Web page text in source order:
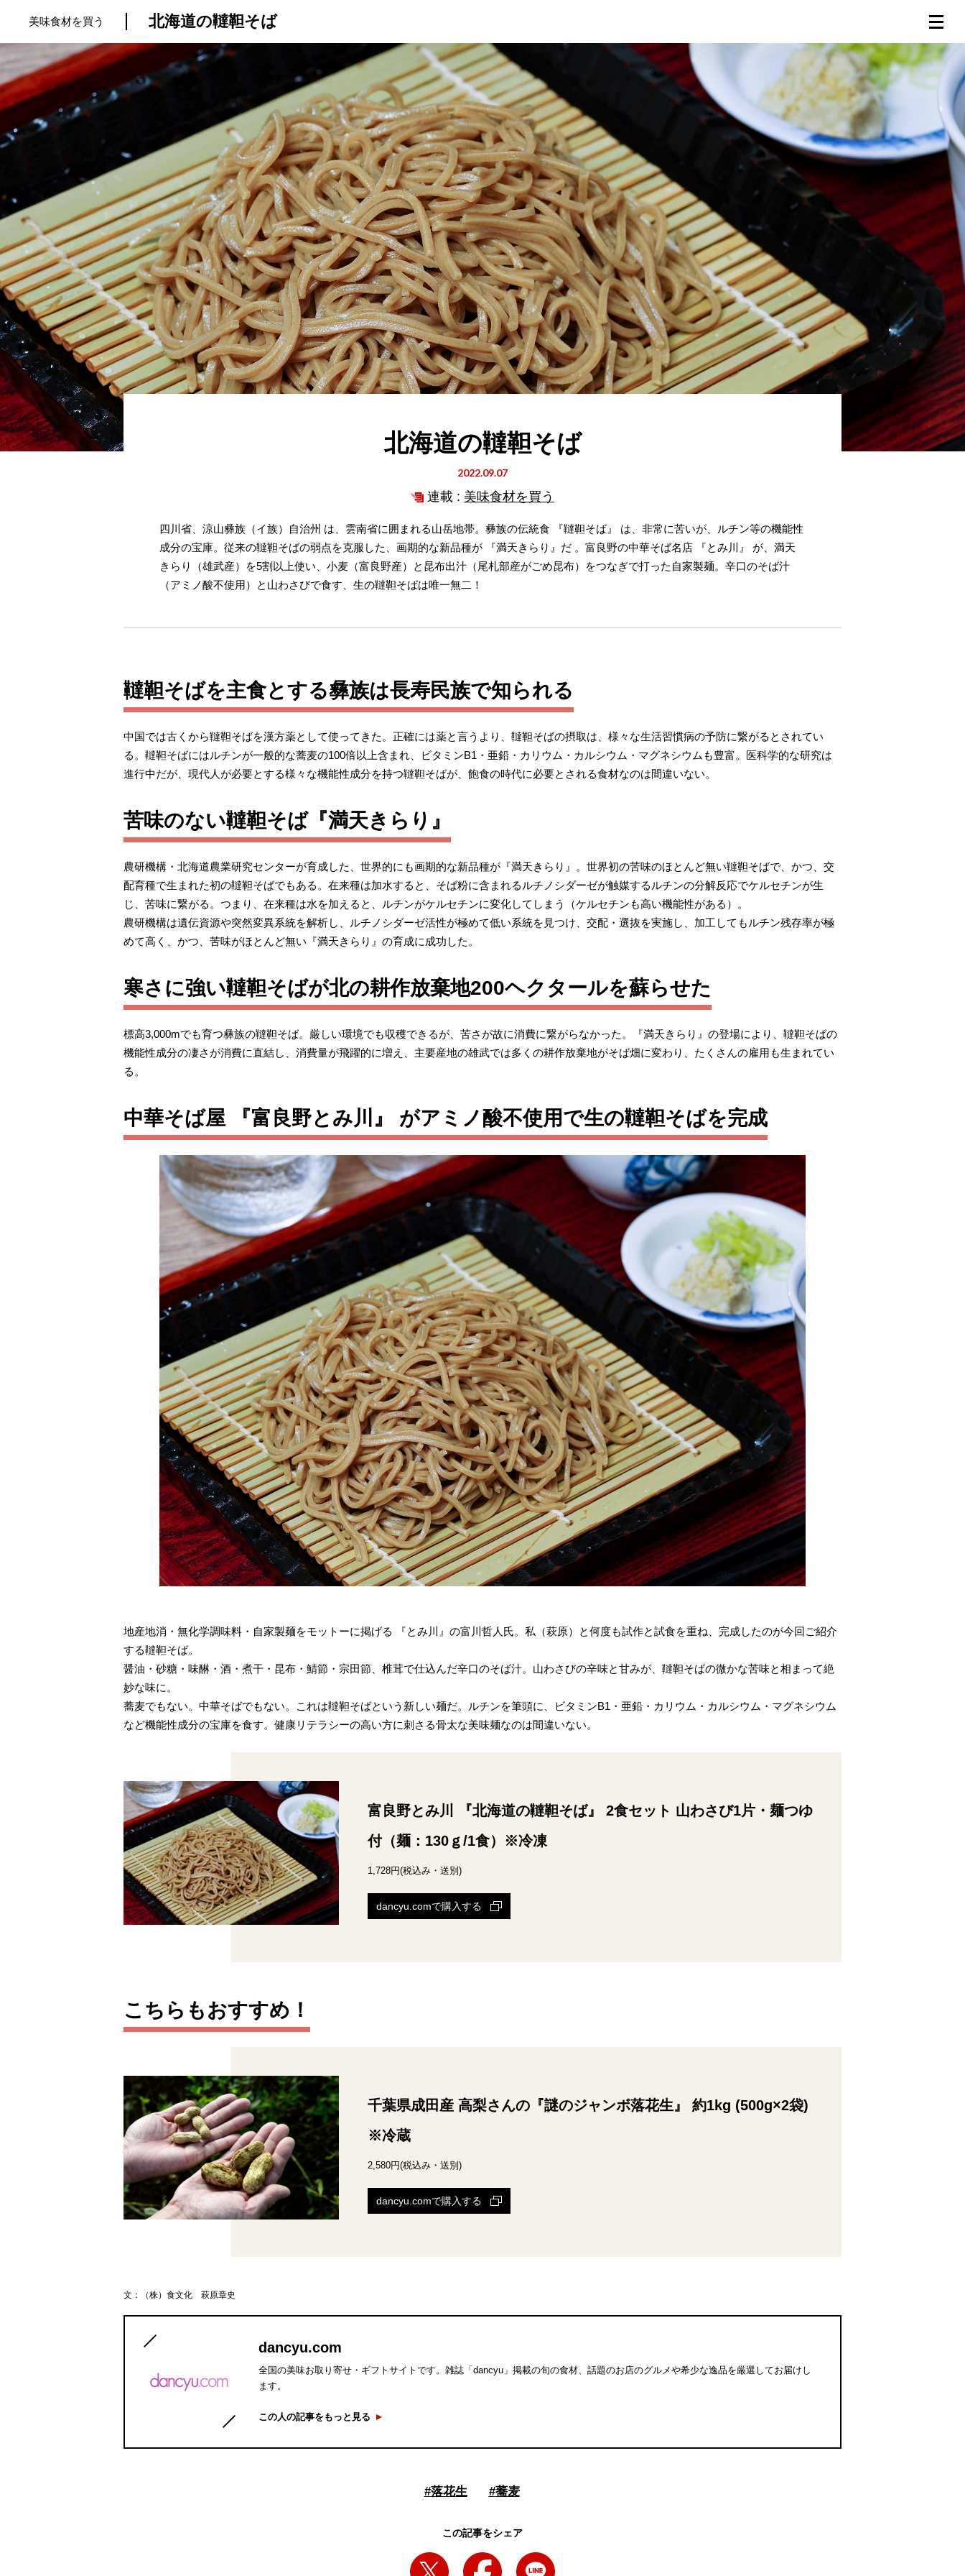
美味食材を買う 北海道の韃靼そば
北海道の韃靼そば
2022.09.07
連載 : 美味食材を買う
四川省、涼山彝族（イ族）自治州 は、雲南省に囲まれる山岳地帯。彝族の伝統食 『韃靼そば』 は、非常に苦いが、ルチン等の機能性
成分の宝庫。従来の韃靼そばの弱点を克服した、画期的な新品種が 『満天きらり』だ 。富良野の中華そば名店 『とみ川』 が、満天
きらり（雄武産）を5割以上使い、小麦（富良野産）と昆布出汁（尾札部産がごめ昆布）をつなぎで打った自家製麺。辛口のそば汁
（アミノ酸不使用）と山わさびで食す、生の韃靼そばは唯一無二！
韃靼そばを主食とする彝族は長寿民族で知られる
中国では古くから韃靼そばを漢方薬として使ってきた。正確には薬と言うより、韃靼そばの摂取は、様々な生活習慣病の予防に繋がるとされてい
る。韃靼そばにはルチンが一般的な蕎麦の100倍以上含まれ、ビタミンB1・亜鉛・カリウム・カルシウム・マグネシウムも豊富。医科学的な研究は
進行中だが、現代人が必要とする様々な機能性成分を持つ韃靼そばが、飽食の時代に必要とされる食材なのは間違いない。
苦味のない韃靼そば『満天きらり』
農研機構・北海道農業研究センターが育成した、世界的にも画期的な新品種が『満天きらり』。世界初の苦味のほとんど無い韃靼そばで、かつ、交
配育種で生まれた初の韃靼そばでもある。在来種は加水すると、そば粉に含まれるルチノシダーゼが触媒するルチンの分解反応でケルセチンが生
じ、苦味に繋がる。つまり、在来種は水を加えると、ルチンがケルセチンに変化してしまう（ケルセチンも高い機能性がある）。
農研機構は遺伝資源や突然変異系統を解析し、ルチノシダーゼ活性が極めて低い系統を見つけ、交配・選抜を実施し、加工してもルチン残存率が極
めて高く、かつ、苦味がほとんど無い『満天きらり』の育成に成功した。
寒さに強い韃靼そばが北の耕作放棄地200ヘクタールを蘇らせた
標高3,000mでも育つ彝族の韃靼そば。厳しい環境でも収穫できるが、苦さが故に消費に繋がらなかった。『満天きらり』の登場により、韃靼そばの
機能性成分の凄さが消費に直結し、消費量が飛躍的に増え、主要産地の雄武では多くの耕作放棄地がそば畑に変わり、たくさんの雇用も生まれてい
る。
中華そば屋 『富良野とみ川』 がアミノ酸不使用で生の韃靼そばを完成
地産地消・無化学調味料・自家製麺をモットーに掲げる 『とみ川』の富川哲人氏。私（萩原）と何度も試作と試食を重ね、完成したのが今回ご紹介
する韃靼そば。
醤油・砂糖・味醂・酒・煮干・昆布・鯖節・宗田節、椎茸で仕込んだ辛口のそば汁。山わさびの辛味と甘みが、韃靼そばの微かな苦味と相まって絶
妙な味に。
蕎麦でもない。中華そばでもない。これは韃靼そばという新しい麺だ。ルチンを筆頭に、ビタミンB1・亜鉛・カリウム・カルシウム・マグネシウム
など機能性成分の宝庫を食す。健康リテラシーの高い方に刺さる骨太な美味麺なのは間違いない。
富良野とみ川 『北海道の韃靼そば』 2食セット 山わさび1片・麺つゆ
付（麺：130ｇ/1食）※冷凍
1,728円(税込み・送別)
dancyu.comで購入する
こちらもおすすめ！
千葉県成田産 高梨さんの『謎のジャンボ落花生』 約1kg (500g×2袋)
※冷蔵
2,580円(税込み・送別)
dancyu.comで購入する
文： （株）食文化 萩原章史
dancyu.com
全国の美味お取り寄せ・ギフトサイトです。雑誌「dancyu」掲載の旬の食材、話題のお店のグルメや希少な逸品を厳選してお届けし
ます。
この人の記事をもっと見る
#落花生 #蕎麦
この記事をシェア